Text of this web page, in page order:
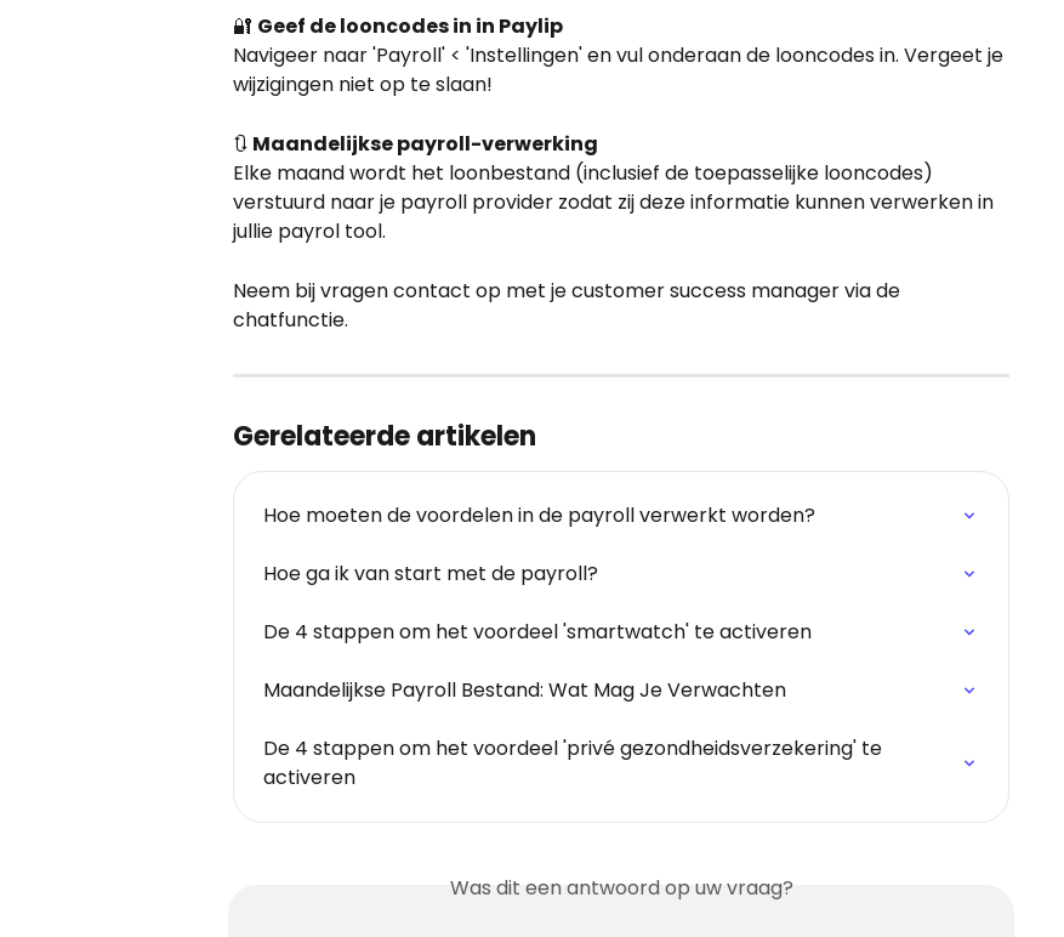
🔐 Geef de looncodes in in Paylip
Navigeer naar 'Payroll' < 'Instellingen' en vul onderaan de looncodes in. Vergeet je
wijzigingen niet op te slaan!
🔃 Maandelijkse payroll-verwerking
Elke maand wordt het loonbestand (inclusief de toepasselijke looncodes)
verstuurd naar je payroll provider zodat zij deze informatie kunnen verwerken in
jullie payrol tool.
Neem bij vragen contact op met je customer success manager via de
chatfunctie.
Gerelateerde artikelen
Hoe moeten de voordelen in de payroll verwerkt worden?
Hoe ga ik van start met de payroll?
De 4 stappen om het voordeel 'smartwatch' te activeren
Maandelijkse Payroll Bestand: Wat Mag Je Verwachten
De 4 stappen om het voordeel 'privé gezondheidsverzekering' te
activeren
Was dit een antwoord op uw vraag?